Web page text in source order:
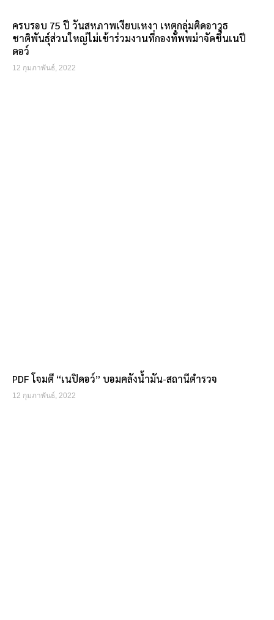
ครบรอบ 75 ปี วันสหภาพเงียบเหงา เหตุกลุ่มติดอาวุธ
ชาติพันธุ์ส่วนใหญ่ไม่เข้าร่วมงานที่กองทัพพม่าจัดขึ้นเนปี
ดอว์
12 กุมภาพันธ์, 2022
PDF โจมตี “เนปิดอว์” บอมคลังน้ำมัน-สถานีตำรวจ
12 กุมภาพันธ์, 2022